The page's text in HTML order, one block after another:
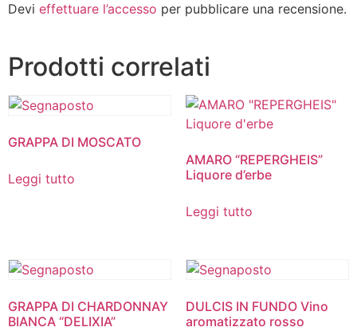
Devi effettuare l’accesso per pubblicare una recensione.
Prodotti correlati
GRAPPA DI MOSCATO
Leggi tutto
AMARO “REPERGHEIS”
Liquore d’erbe
Leggi tutto
GRAPPA DI CHARDONNAY
BIANCA “DELIXIA”
DULCIS IN FUNDO Vino
aromatizzato rosso